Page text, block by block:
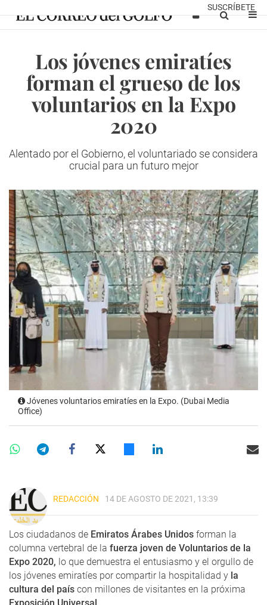
SUSCRÍBETE
Los jóvenes emiratíes
forman el grueso de los
voluntarios en la Expo
2020
Alentado por el Gobierno, el voluntariado se considera
crucial para un futuro mejor
Jóvenes voluntarios emiratíes en la Expo. (Dubai Media
Office)
REDACCIÓN 14 DE AGOSTO DE 2021, 13:39
Los ciudadanos de Emiratos Árabes Unidos forman la
columna vertebral de la fuerza joven de Voluntarios de la
Expo 2020, lo que demuestra el entusiasmo y el orgullo de
los jóvenes emiratíes por compartir la hospitalidad y la
cultura del país con millones de visitantes en la próxima